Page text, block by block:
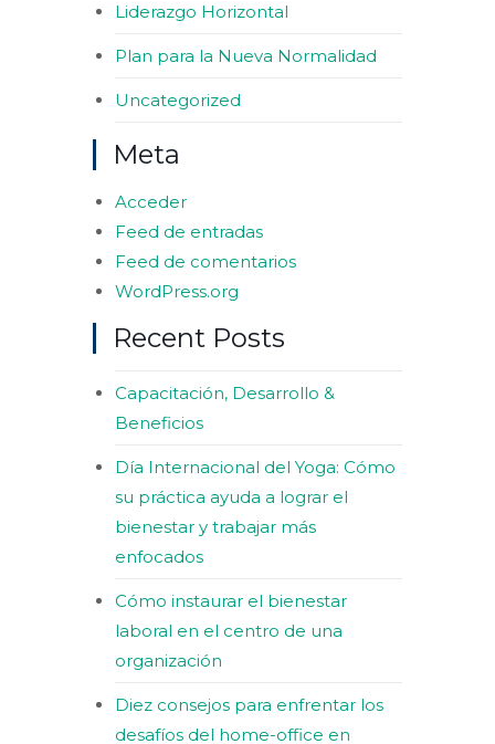
Liderazgo Horizontal
Plan para la Nueva Normalidad
Uncategorized
Meta
Acceder
Feed de entradas
Feed de comentarios
WordPress.org
Recent Posts
Capacitación, Desarrollo &
Beneficios
Día Internacional del Yoga: Cómo
su práctica ayuda a lograr el
bienestar y trabajar más
enfocados
Cómo instaurar el bienestar
laboral en el centro de una
organización
Diez consejos para enfrentar los
desafíos del home-office en